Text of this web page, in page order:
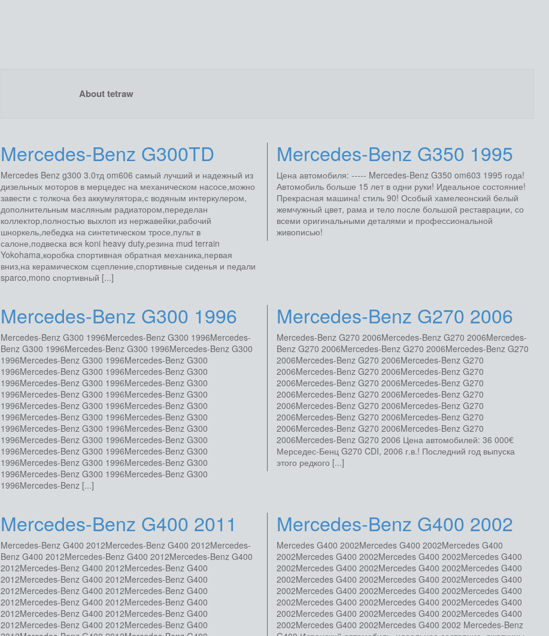
About tetraw
Mercedes-Benz G300TD
Mercedes Benz g300 3.0тд om606 самый лучший и надежный из
дизельных моторов в мерцедес на механическом насосе,можно
завести с толкоча без аккумулятора,с водяным интеркулером,
дополнительным масляным радиатором,переделан
коллектор,полностью выхлоп из нержавейки,рабочий
шноркель,лебедка на синтетическом тросе,пульт в
салоне,подвеска вся koni heavy duty,резина mud terrain
Yokohama,коробка спортивная обратная механика,первая
вниз,на керамическом сцепление,спортивные сиденья и педали
sparco,mono спортивный [...]
Mercedes-Benz G350 1995
Цена автомобиля: ----- Mercedes-Benz G350 om603 1995 года!
Автомобиль больше 15 лет в одни руки! Идеальное состояние!
Прекрасная машина! стиль 90! Особый хамелеонский белый
жемчужный цвет, рама и тело после большой реставрации, со
всеми оригинальными деталями и профессиональной
живописью!
Mercedes-Benz G300 1996
Mercedes-Benz G300 1996Mercedes-Benz G300 1996Mercedes-
Benz G300 1996Mercedes-Benz G300 1996Mercedes-Benz G300
1996Mercedes-Benz G300 1996Mercedes-Benz G300
1996Mercedes-Benz G300 1996Mercedes-Benz G300
1996Mercedes-Benz G300 1996Mercedes-Benz G300
1996Mercedes-Benz G300 1996Mercedes-Benz G300
1996Mercedes-Benz G300 1996Mercedes-Benz G300
1996Mercedes-Benz G300 1996Mercedes-Benz G300
1996Mercedes-Benz G300 1996Mercedes-Benz G300
1996Mercedes-Benz G300 1996Mercedes-Benz G300
1996Mercedes-Benz G300 1996Mercedes-Benz G300
1996Mercedes-Benz G300 1996Mercedes-Benz G300
1996Mercedes-Benz G300 1996Mercedes-Benz G300
1996Mercedes-Benz [...]
Mercedes-Benz G270 2006
Mercedes-Benz G270 2006Mercedes-Benz G270 2006Mercedes-
Benz G270 2006Mercedes-Benz G270 2006Mercedes-Benz G270
2006Mercedes-Benz G270 2006Mercedes-Benz G270
2006Mercedes-Benz G270 2006Mercedes-Benz G270
2006Mercedes-Benz G270 2006Mercedes-Benz G270
2006Mercedes-Benz G270 2006Mercedes-Benz G270
2006Mercedes-Benz G270 2006Mercedes-Benz G270
2006Mercedes-Benz G270 2006Mercedes-Benz G270
2006Mercedes-Benz G270 2006Mercedes-Benz G270
2006Mercedes-Benz G270 2006 Цена автомобилей: 36 000€
Мерседес-Бенц G270 CDI, 2006 г.в.! Последний год выпуска
этого редкого [...]
Mercedes-Benz G400 2011
Mercedes-Benz G400 2012Mercedes-Benz G400 2012Mercedes-
Benz G400 2012Mercedes-Benz G400 2012Mercedes-Benz G400
2012Mercedes-Benz G400 2012Mercedes-Benz G400
2012Mercedes-Benz G400 2012Mercedes-Benz G400
2012Mercedes-Benz G400 2012Mercedes-Benz G400
2012Mercedes-Benz G400 2012Mercedes-Benz G400
2012Mercedes-Benz G400 2012Mercedes-Benz G400
2012Mercedes-Benz G400 2012Mercedes-Benz G400
Mercedes-Benz G400 2002
Mercedes G400 2002Mercedes G400 2002Mercedes G400
2002Mercedes G400 2002Mercedes G400 2002Mercedes G400
2002Mercedes G400 2002Mercedes G400 2002Mercedes G400
2002Mercedes G400 2002Mercedes G400 2002Mercedes G400
2002Mercedes G400 2002Mercedes G400 2002Mercedes G400
2002Mercedes G400 2002Mercedes G400 2002Mercedes G400
2002Mercedes G400 2002Mercedes G400 2002Mercedes G400
2002Mercedes G400 2002Mercedes G400 2002 Mercedes-Benz